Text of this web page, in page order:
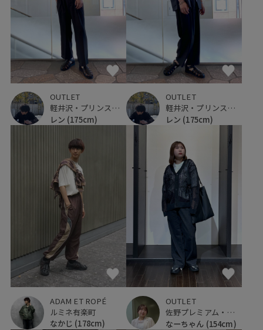
OUTLET
軽井沢・プリンスショッピングプラザ
レン (175cm)
OUTLET
軽井沢・プリンスショッピングプラザ
レン (175cm)
ADAM ET ROPÉ
ルミネ有楽町
なかじ (178cm)
OUTLET
佐野プレミアム・アウトレット
なーちゃん (154cm)